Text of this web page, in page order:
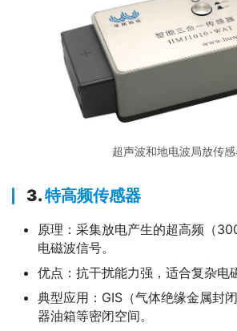
超声波和地电波局放传感
3.特高频传感器
原理：采集放电产生的超高频（
电磁波信号。
优点：抗干扰能力强，适合复杂电
典型应用：GIS（气体绝缘金属封
器油箱等密闭空间。